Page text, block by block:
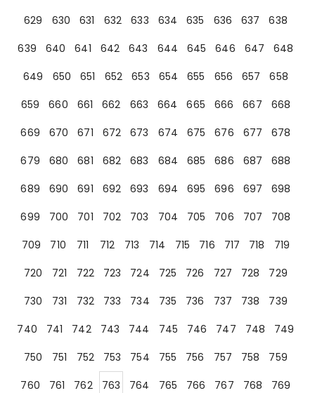
629
630 631 632 633 634 635 636 637
638
639
640 641 642 643 644 645 646 647
648
649
650 651 652 653 654 655 656 657
658
659
660 661 662 663 664 665 666 667
668
669
670 671 672 673 674 675 676 677
678
679
680 681 682 683 684 685 686 687
688
689
690 691 692 693 694 695 696 697
698
699
700 701 702 703 704 705 706 707
708
709
710 711 712 713 714 715 716 717 718
719
720
721 722 723 724 725 726 727 728
729
730
731 732 733 734 735 736 737 738
739
740
741 742 743 744 745 746 747 748
749
750
751 752 753 754 755 756 757 758
759
760
761 762 763 764 765 766 767 768
769